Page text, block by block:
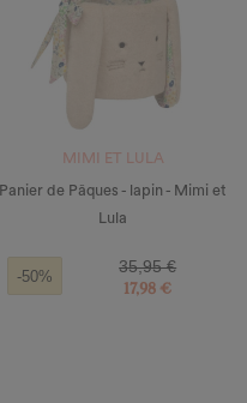
MIMI ET LULA
Panier de Pâques - lapin - Mimi et
Lula
Prix de base
35,95 €
-50%
17,98 €